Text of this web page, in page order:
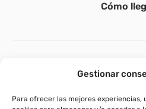
Gestionar
Para ofrecer las mejores experiencias,
Cómo